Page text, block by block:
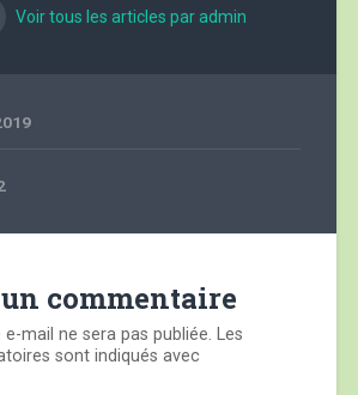
Voir tous les articles par admin
commentaire
mail ne sera pas publiée. Les
sont indiqués avec